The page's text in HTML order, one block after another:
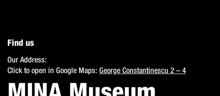
Find us
Our Address:
Click to open in Google Maps: George Constantinescu 2 – 4